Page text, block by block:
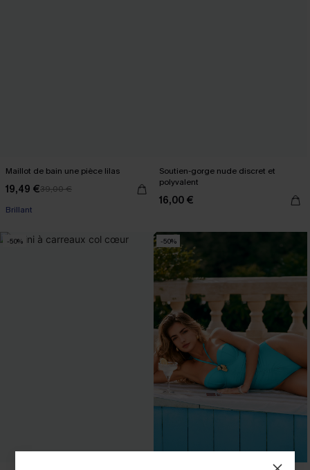
Maillot de bain une pièce lilas
19,49 €39,00 €
Brillant
Soutien-gorge nude discret et
polyvalent
16,00 €
-50% -50%